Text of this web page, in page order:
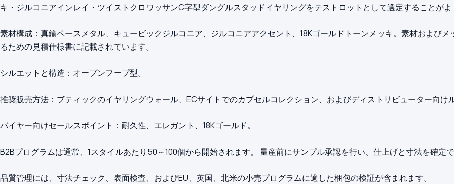
キ・ジルコニアインレイ・ツイストクロワッサンC字型ダングルスタッドイヤリングをテストロットとして選定することが
素材構成：真鍮ベースメタル、キュービックジルコニア、ジルコニアアクセント、18Kゴールドトーンメッキ。素材および
るための見積仕様書に記載されています。
シルエットと構造：オープンフープ型。
推奨販売方法：ブティックのイヤリングウォール、ECサイトでのカプセルコレクション、およびディストリビューター向け
バイヤー向けセールスポイント：耐久性、エレガント、18Kゴールド。
B2Bプログラムは通常、1スタイルあたり50～100個から開始されます。 量産前にサンプル承認を行い、仕上げと寸法を確定
品質管理には、寸法チェック、表面検査、およびEU、英国、北米の小売プログラムに適した梱包の検証が含まれます。